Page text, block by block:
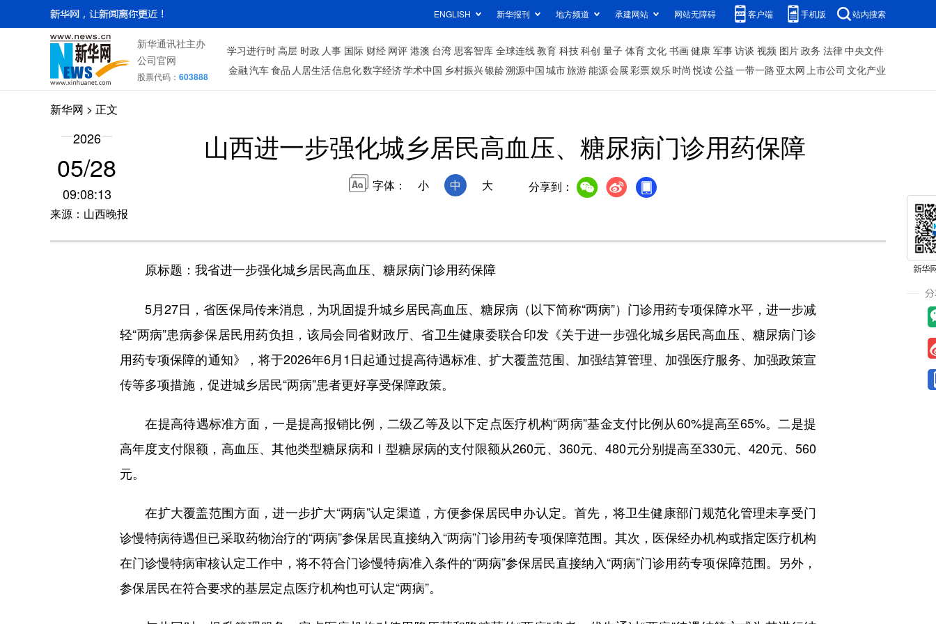
ENGLISH 新华报刊 地方频道 承建网站 网站无障碍 客户端 手机版 站内搜索
新华通讯社主办
公司官网
股票代码： 603888
学习进行时高层 时政 人事 国际 财经 网评 港澳 台湾 思客智库 全球连线教育 科技科创 量子 体育文化 书画健康 军事访谈 视频 图片政务 法律中央文件
金融汽车食品 人居生活信息化数字经济学术中国 乡村振兴银龄溯源中国城市旅游能源会展彩票娱乐时尚 悦读公益一带一路 亚太网上市公司 文化产业
新华网 > 正文
2026
05/28
09:08:13
来源：山西晚报
山西进一步强化城乡居民高血压、糖尿病门诊用药保障
字体： 小 中 大 分享到：
原标题：我省进一步强化城乡居民高血压、糖尿病门诊用药保障
5月27日，省医保局传来消息，为巩固提升城乡居民高血压、糖尿病（以下简称“两病”）门诊用药专项保障水平，进一步减
轻“两病”患病参保居民用药负担，该局会同省财政厅、省卫生健康委联合印发《关于进一步强化城乡居民高血压、糖尿病门诊
用药专项保障的通知》，将于2026年6月1日起通过提高待遇标准、扩大覆盖范围、加强结算管理、加强医疗服务、加强政策宣
传等多项措施，促进城乡居民“两病”患者更好享受保障政策。
在提高待遇标准方面，一是提高报销比例，二级乙等及以下定点医疗机构“两病”基金支付比例从60%提高至65%。二是提
高年度支付限额，高血压、其他类型糖尿病和Ⅰ型糖尿病的支付限额从260元、360元、480元分别提高至330元、420元、560
元。
在扩大覆盖范围方面，进一步扩大“两病”认定渠道，方便参保居民申办认定。首先，将卫生健康部门规范化管理未享受门
诊慢特病待遇但已采取药物治疗的“两病”参保居民直接纳入“两病”门诊用药专项保障范围。其次，医保经办机构或指定医疗机构
在门诊慢特病审核认定工作中，将不符合门诊慢特病准入条件的“两病”参保居民直接纳入“两病”门诊用药专项保障范围。另外，
参保居民在符合要求的基层定点医疗机构也可认定“两病”。